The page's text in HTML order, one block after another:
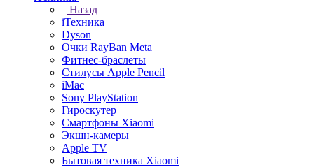
Назад
iТехника
Dyson
Очки RayBan Meta
Фитнес-браслеты
Стилусы Apple Pencil
iMac
Sony PlayStation
Гироскутер
Смартфоны Xiaomi
Экшн-камеры
Apple TV
Бытовая техника Xiaomi